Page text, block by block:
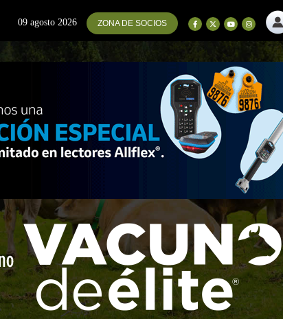
09 agosto 2026 ZONA DE SOCIOS